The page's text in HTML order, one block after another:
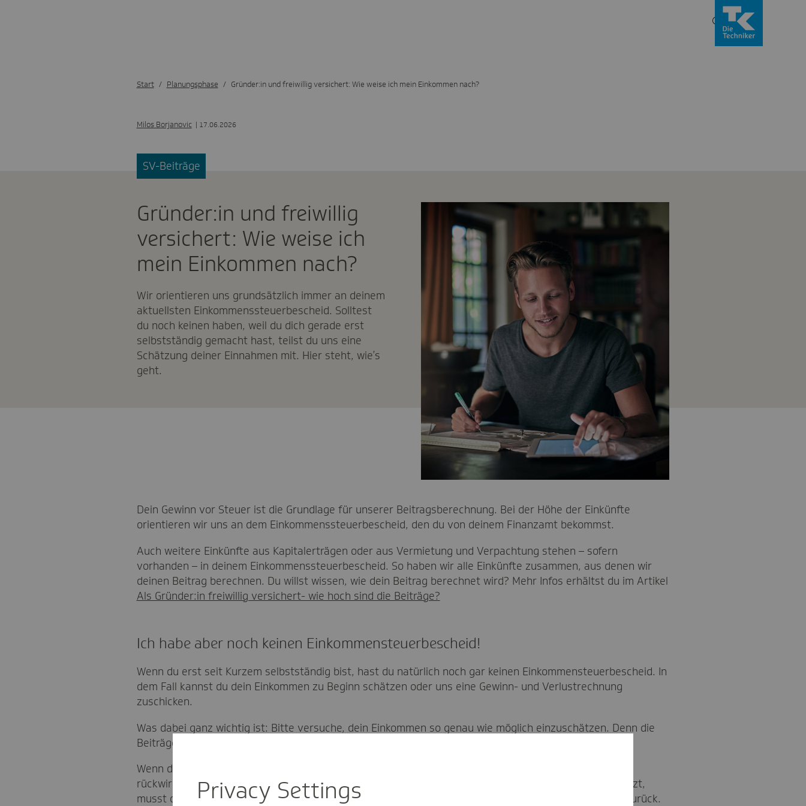
Start Planungsphase Gründer:in und freiwillig versichert: Wie weise ich mein Einkommen nach?
Milos Borjanovic | 17.06.2026
SV-Beiträge
Gründer:in und freiwillig
versichert: Wie weise ich
mein Einkommen nach?
Wir orientieren uns grundsätzlich immer an deinem
aktuellsten Einkommenssteuerbescheid. Solltest
du noch keinen haben, weil du dich gerade erst
selbstständig gemacht hast, teilst du uns eine
Schätzung deiner Einnahmen mit. Hier steht, wie’s
geht.
Dein Gewinn vor Steuer ist die Grundlage für unserer Beitragsberechnung. Bei der Höhe der Einkünfte
orientieren wir uns an dem Einkommenssteuerbescheid, den du von deinem Finanzamt bekommst.
Auch weitere Einkünfte aus Kapitalerträgen oder aus Vermietung und Verpachtung stehen – sofern
vorhanden – in deinem Einkommenssteuerbescheid. So haben wir alle Einkünfte zusammen, aus denen wir
deinen Beitrag berechnen. Du willst wissen, wie dein Beitrag berechnet wird? Mehr Infos erhältst du im Artikel
Als Gründer:in freiwillig versichert- wie hoch sind die Beiträge?
Ich habe aber noch keinen Einkommensteuerbescheid!
Wenn du erst seit Kurzem selbstständig bist, hast du natürlich noch gar keinen Einkommensteuerbescheid. In
dem Fall kannst du dein Einkommen zu Beginn schätzen oder uns eine Gewinn- und Verlustrechnung
zuschicken.
Was dabei ganz wichtig ist: Bitte versuche, dein Einkommen so genau wie möglich einzuschätzen. Denn die
Beiträge werden bei uns erstmal unter Vorbehalt berechnet.
Wenn du uns dann später deinen Einkommenssteuerbescheid nachreichst, berechnen wir die Beiträge
rückwirkend anhand deines tatsächlichen Einkommens. Hast du dein Einkommen zu niedrig eingeschätzt,
musst du Beiträge nachzahlen. Hast du es zu hoch eingeschätzt, bekommst du die Beiträge von uns zurück.
Privacy Settings